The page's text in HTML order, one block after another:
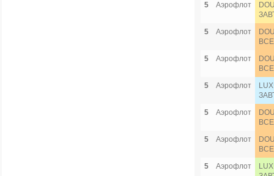
5
Аэрофлот
5
Аэрофлот
5
Аэрофлот
5
Аэрофлот
5
Аэрофлот
5
Аэрофлот
5
Аэрофлот